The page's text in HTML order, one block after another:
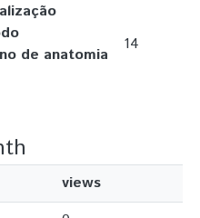
de anatomia
14
views